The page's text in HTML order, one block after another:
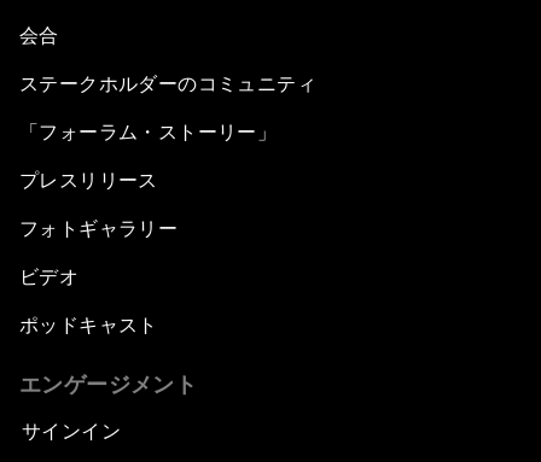
会合
ステークホルダーのコミュニティ
「フォーラム・ストーリー」
プレスリリース
フォトギャラリー
ビデオ
ポッドキャスト
エンゲージメント
サインイン